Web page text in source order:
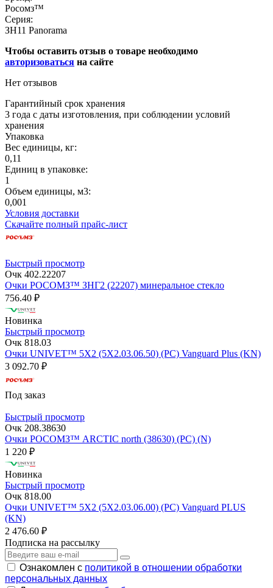
Росомз™
Серия:
ЗН11 Panorama
Чтобы оставить отзыв о товаре необходимо
авторизоваться на сайте
Нет отзывов
Гарантийный срок хранения
3 года с даты изготовления, при соблюдении условий
хранения
Упаковка
Вес единицы, кг:
0,11
Единиц в упаковке:
1
Объем единицы, м3:
0,001
Условия доставки
Скачайте полный прайс-лист
Быстрый просмотр
Очк 402.22207
Очки РОСОМЗ™ ЗНГ2 (22207) минеральное стекло
756.40 ₽
Новинка
Быстрый просмотр
Очк 818.03
Очки UNIVET™ 5X2 (5X2.03.06.50) (РС) Vanguard Plus (KN)
3 092.70 ₽
Под заказ
Быстрый просмотр
Очк 208.38630
Очки РОСОМЗ™ ARCTIC north (38630) (PС) (N)
1 220 ₽
Новинка
Быстрый просмотр
Очк 818.00
Очки UNIVET™ 5X2 (5X2.03.06.00) (РС) Vanguard PLUS
(KN)
2 476.60 ₽
Подписка на рассылку
Ознакомлен с политикой в отношении обработки
персональных данных